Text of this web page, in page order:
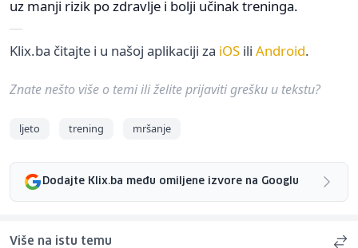
uz manji rizik po zdravlje i bolji učinak treninga.
Klix.ba čitajte i u našoj aplikaciji za iOS ili Android.
Znate nešto više o temi ili želite prijaviti grešku u tekstu?
ljeto trening mršanje
Dodajte Klix.ba među omiljene izvore na Googlu
Više na istu temu